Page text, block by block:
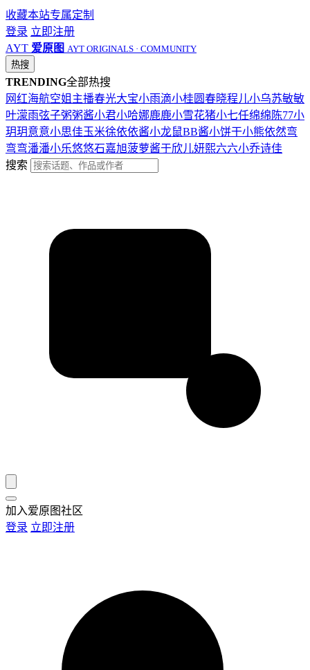
收藏本站专属定制
登录 立即注册
AYT 爱原图 AYT ORIGINALS · COMMUNITY
热搜
TRENDING全部热搜
网红海航空姐 主播春光大宝小雨滴小桂圆春晓程儿小乌苏敏敏
叶濛雨弦子粥粥酱小君小哈娜鹿鹿小雪花猪小七任绵绵 陈77小
玥玥意意小思佳玉米徐依依酱小龙鼠BB酱小饼干小熊依然弯
弯弯潘潘小乐悠悠石嘉旭菠萝酱于欣儿妍熙六六小乔诗佳
搜索
加入爱原图社区
登录 立即注册